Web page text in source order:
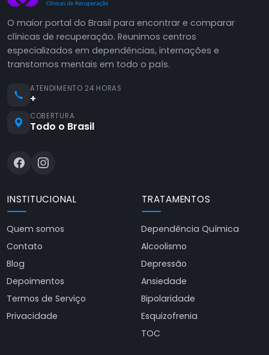
O maior portal do Brasil para encontrar e comparar
clínicas de recuperação. Reunimos centros
especializados em dependências, internações e
transtornos mentais em todo o país.
ATENDIMENTO 24 HORAS
+
COBERTURA
Todo o Brasil
INSTITUCIONAL
Quem somos
Contato
Blog
Depoimentos
Termos de Serviço
Privacidade
TRATAMENTOS
Dependência Química
Alcoolismo
Depressão
Ansiedade
Bipolaridade
Esquizofrenia
TOC